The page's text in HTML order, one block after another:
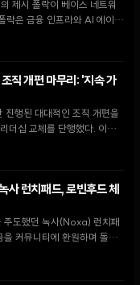
제시 폴락이 베이스 네트워
락은 금융 인프라와 AI 에이전
인사인 코비가 소비자 앱 생
직 개편 마무리: '지속 가
진행된 대대적인 조직 개편을
더십 교체를 단행했다. 이번
장기적인 탈중앙화와 재무적
사 런치패드, 로빈후드 체
주도했던 녹사(Noxa) 런치패
커뮤니티에 환원하며 돌연
하는 시장에서 이례적인 행